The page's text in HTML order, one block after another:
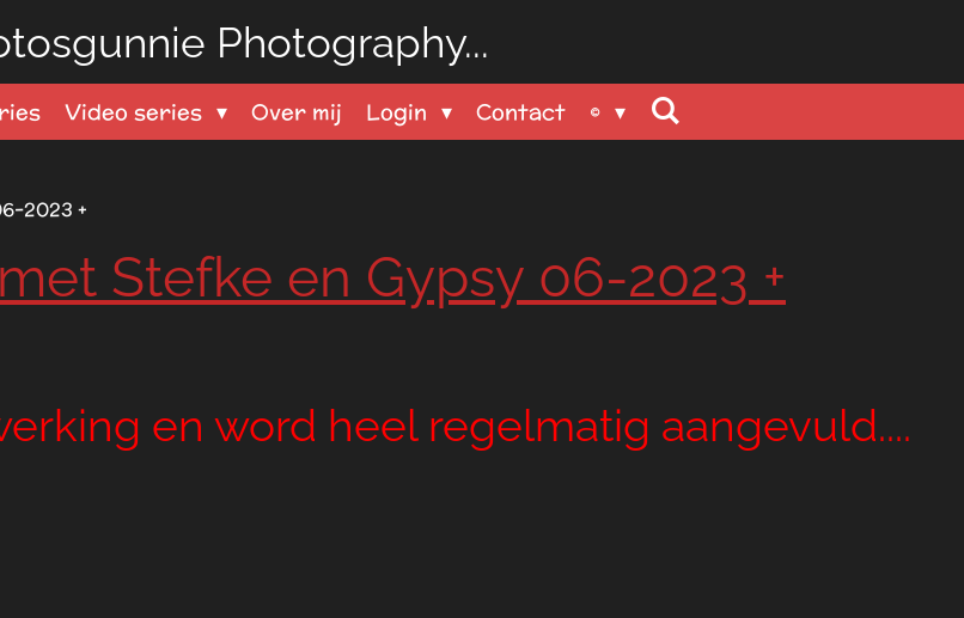
Photography...
Video series Over mij Login Contact ©
2023 +
Stefke en Gypsy 06-2023 +
en word heel regelmatig aangevuld....